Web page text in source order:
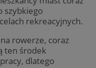
szybkiego
rekreacyjnych.
rowerze, coraz
ten środek
dlatego